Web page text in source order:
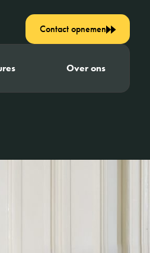
Over ons
Contact opnemen